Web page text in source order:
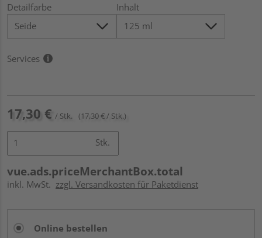
Detailfarbe Inhalt
Services
17,30 € / Stk. (17,30 € / Stk.)
Stk.
vue.ads.priceMerchantBox.total
inkl. MwSt. zzgl. Versandkosten für Paketdienst
Online bestellen